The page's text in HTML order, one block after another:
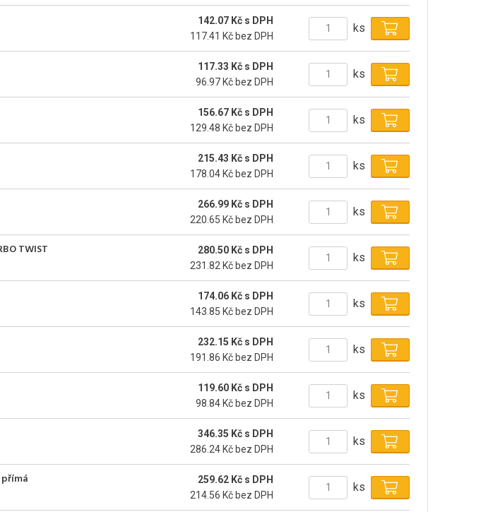
142.07 Kč s DPH
117.41 Kč bez DPH
ks
117.33 Kč s DPH
96.97 Kč bez DPH
ks
156.67 Kč s DPH
129.48 Kč bez DPH
ks
215.43 Kč s DPH
178.04 Kč bez DPH
ks
266.99 Kč s DPH
220.65 Kč bez DPH
ks
TWIST
280.50 Kč s DPH
231.82 Kč bez DPH
ks
174.06 Kč s DPH
143.85 Kč bez DPH
ks
232.15 Kč s DPH
191.86 Kč bez DPH
ks
119.60 Kč s DPH
98.84 Kč bez DPH
ks
346.35 Kč s DPH
286.24 Kč bez DPH
ks
259.62 Kč s DPH
214.56 Kč bez DPH
ks